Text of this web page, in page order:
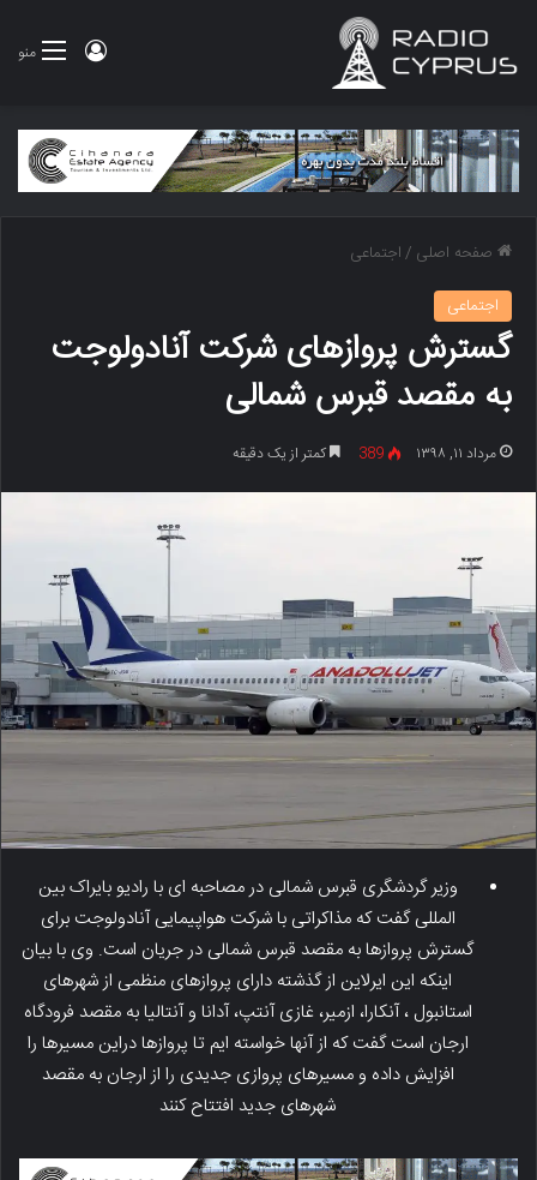
منو ورود
صفحه اصلی /اجتماعی
اجتماعی
گسترش پروازهای شرکت آنادولوجت
به مقصد قبرس شمالی
مرداد ۱۱, ۱۳۹۸ 389 کمتر از یک دقیقه
وزیر گردشگری قبرس شمالی در مصاحبه ای با رادیو بایراک بین
المللی گفت که مذاکراتی با شرکت هواپیمایی آنادولوجت برای
گسترش پروازها به مقصد قبرس شمالی در جریان است. وی با بیان
اینکه این ایرلاین از گذشته دارای پروازهای منظمی از شهرهای
استانبول ، آنکارا، ازمیر، غازی آنتپ، آدانا و آنتالیا به مقصد فرودگاه
ارجان است گفت که از آنها خواسته ایم تا پروازها دراین مسیرها را
افزایش داده و مسیرهای پروازی جدیدی را از ارجان به مقصد
شهرهای جدید افتتاح کنند